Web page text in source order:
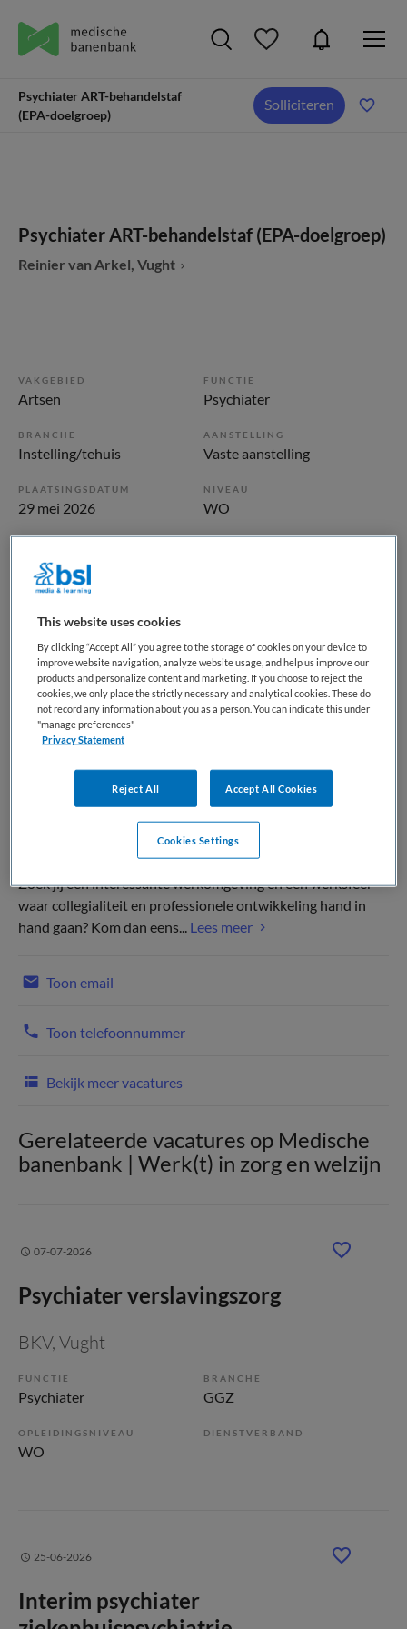
Psychiater ART-behandelstaf
(EPA-doelgroep)
Solliciteren
Psychiater ART-behandelstaf (EPA-doelgroep)
Reinier van Arkel, Vught
VAKGEBIED
Artsen
FUNCTIE
Psychiater
BRANCHE
Instelling/tehuis
AANSTELLING
Vaste aanstelling
PLAATSINGSDATUM
29 mei 2026
NIVEAU
WO
Ervaren
Vacature niet beschikbaar
Deze vacature Psychiater ART-behandelstaf (EPA-
doelgroep) bij Reinier van Arkel is niet meer actueel.
Hieronder staan enkele vergelijkbare vacatures die voor u
wellicht interessant zijn.
Zoek jij een interessante werkomgeving en een werksfeer
waar collegialiteit en professionele ontwikkeling hand in
hand gaan? Kom dan eens... Lees meer
Toon email
Toon telefoonnummer
Bekijk meer vacatures
Gerelateerde vacatures op Medische
banenbank | Werk(t) in zorg en welzijn
07-07-2026
Psychiater verslavingszorg
BKV, Vught
FUNCTIE
Psychiater
BRANCHE
GGZ
OPLEIDINGSNIVEAU
WO
DIENSTVERBAND
25-06-2026
Interim psychiater
This website uses cookies
By clicking “Accept All” you agree to the storage of cookies on your device to
improve website navigation, analyze website usage, and help us improve our
products and personalize content and marketing. If you choose to reject the
cookies, we only place the strictly necessary and analytical cookies. These do
not record any information about you as a person. You can indicate this under
"manage preferences"
Privacy Statement
Reject All Accept All Cookies
Cookies Settings